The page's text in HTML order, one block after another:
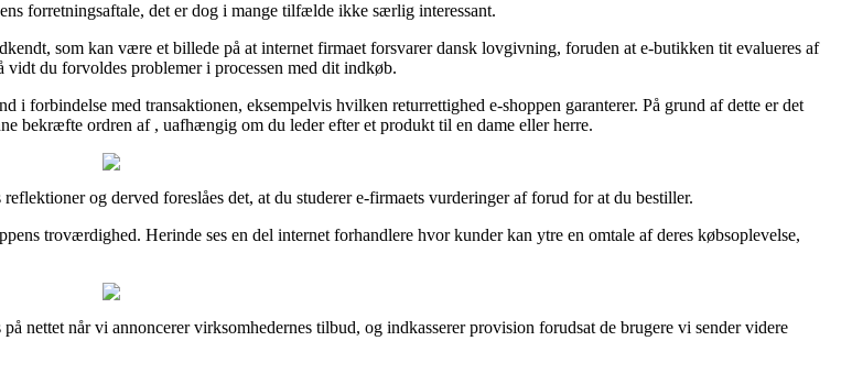
forretningsaftale, det er dog i mange tilfælde ikke særlig interessant.
som kan være et billede på at internet firmaet forsvarer dansk lovgivning, foruden at e-butikken tit evalueres af
du forvoldes problemer i processen med dit indkøb.
forbindelse med transaktionen, eksempelvis hvilken returrettighed e-shoppen garanterer. På grund af dette er det
bekræfte ordren af , uafhængig om du leder efter et produkt til en dame eller herre.
og derved foreslåes det, at du studerer e-firmaets vurderinger af forud for at du bestiller.
troværdighed. Herinde ses en del internet forhandlere hvor kunder kan ytre en omtale af deres købsoplevelse,
nettet når vi annoncerer virksomhedernes tilbud, og indkasserer provision forudsat de brugere vi sender videre